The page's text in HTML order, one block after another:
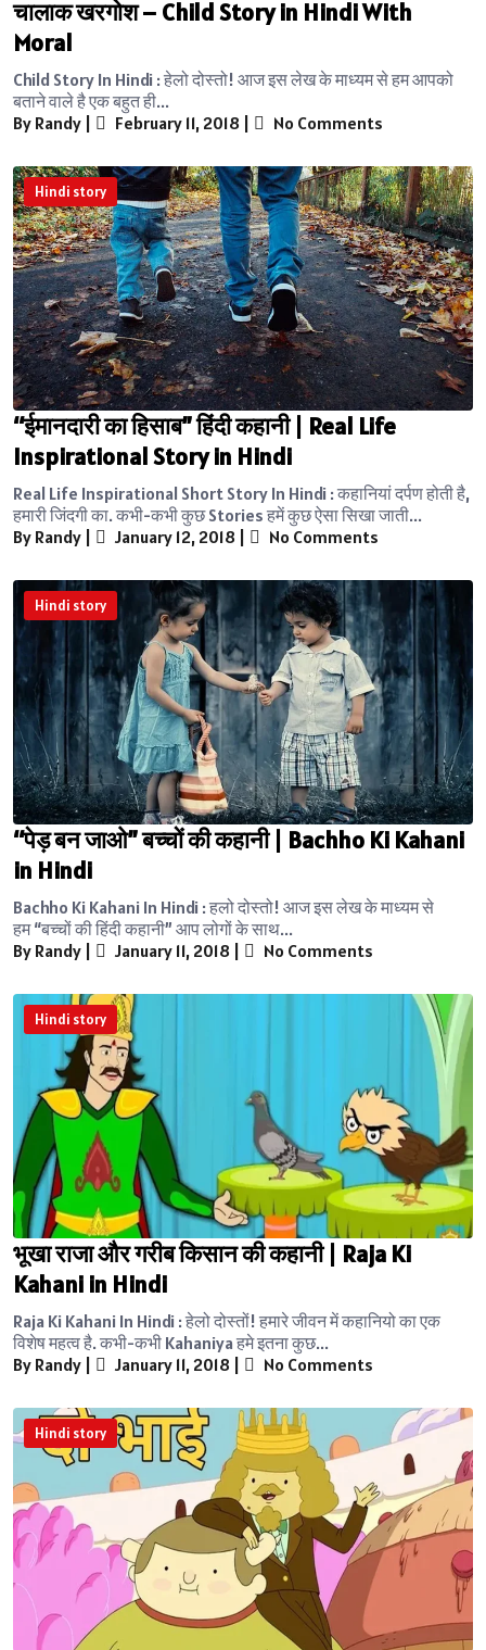
चालाक खरगोश – Child Story in Hindi With
Moral
Child Story In Hindi : हेलो दोस्तो! आज इस लेख के माध्यम से हम आपको
बताने वाले है एक बहुत ही...
By Randy | February 11, 2018 | No Comments
Hindi story
“ईमानदारी का हिसाब” हिंदी कहानी | Real Life
Inspirational Story in Hindi
Real Life Inspirational Short Story In Hindi : कहानियां दर्पण होती है,
हमारी जिंदगी का. कभी-कभी कुछ Stories हमें कुछ ऐसा सिखा जाती...
By Randy | January 12, 2018 | No Comments
Hindi story
“पेड़ बन जाओ” बच्चों की कहानी | Bachho Ki Kahani
in Hindi
Bachho Ki Kahani In Hindi : हलो दोस्तो! आज इस लेख के माध्यम से
हम “बच्चों की हिंदी कहानी” आप लोगों के साथ...
By Randy | January 11, 2018 | No Comments
Hindi story
भूखा राजा और गरीब किसान की कहानी | Raja Ki
Kahani in Hindi
Raja Ki Kahani In Hindi : हेलो दोस्तों! हमारे जीवन में कहानियो का एक
विशेष महत्व है. कभी-कभी Kahaniya हमे इतना कुछ...
By Randy | January 11, 2018 | No Comments
Hindi story